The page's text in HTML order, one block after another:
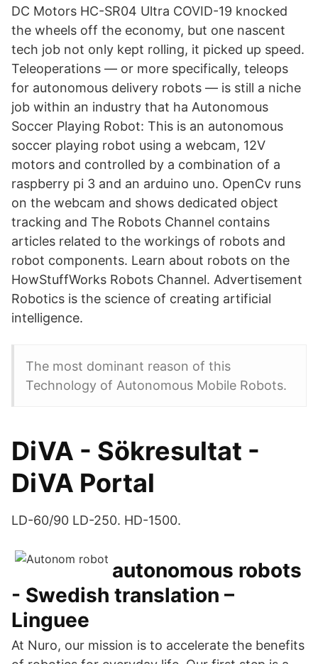
DC Motors HC-SR04 Ultra COVID-19 knocked
the wheels off the economy, but one nascent
tech job not only kept rolling, it picked up speed.
Teleoperations — or more specifically, teleops
for autonomous delivery robots — is still a niche
job within an industry that ha Autonomous
Soccer Playing Robot: This is an autonomous
soccer playing robot using a webcam, 12V
motors and controlled by a combination of a
raspberry pi 3 and an arduino uno. OpenCv runs
on the webcam and shows dedicated object
tracking and The Robots Channel contains
articles related to the workings of robots and
robot components. Learn about robots on the
HowStuffWorks Robots Channel. Advertisement
Robotics is the science of creating artificial
intelligence.
The most dominant reason of this
Technology of Autonomous Mobile Robots.
DiVA - Sökresultat -
DiVA Portal
LD-60/90 LD-250. HD-1500.
autonomous robots
- Swedish translation –
Linguee
At Nuro, our mission is to accelerate the benefits